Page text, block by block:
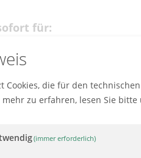
für:
für Trauungen.
im Jahr.
Cookies, die für den
mehr zu erfahren, lesen Sie bitte
(immer erforderlich)